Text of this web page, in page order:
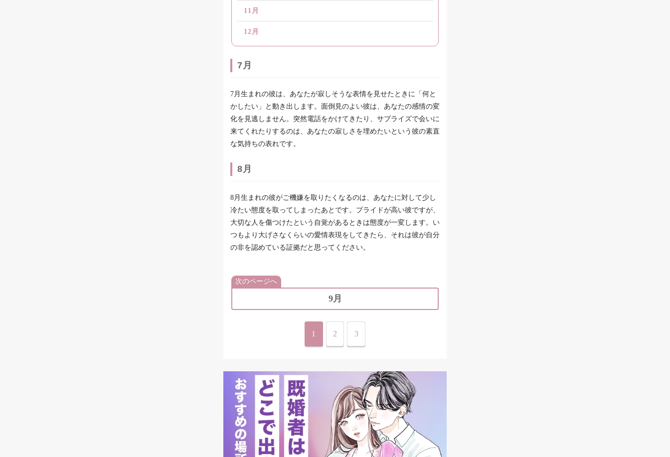
11月
12月
7月
7月生まれの彼は、あなたが寂しそうな表情を見せたときに「何と
かしたい」と動き出します。面倒見のよい彼は、あなたの感情の変
化を見逃しません。突然電話をかけてきたり、サプライズで会いに
来てくれたりするのは、あなたの寂しさを埋めたいという彼の素直
な気持ちの表れです。
8月
8月生まれの彼がご機嫌を取りたくなるのは、あなたに対して少し
冷たい態度を取ってしまったあとです。プライドが高い彼ですが、
大切な人を傷つけたという自覚があるときは態度が一変します。い
つもより大げさなくらいの愛情表現をしてきたら、それは彼が自分
の非を認めている証拠だと思ってください。
次のページへ
9月
1 2 3